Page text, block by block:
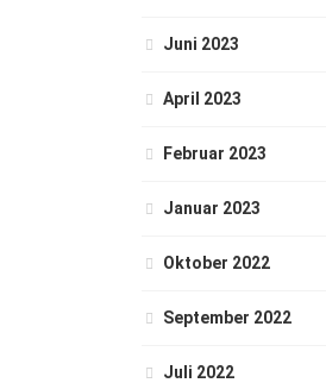
Juni 2023
April 2023
Februar 2023
Januar 2023
Oktober 2022
September 2022
Juli 2022